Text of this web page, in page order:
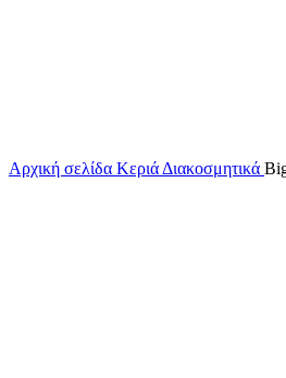
Αρχική σελίδα Κεριά Διακοσμητικά